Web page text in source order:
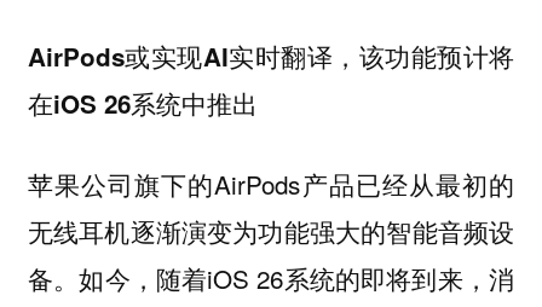
AirPods或实现AI实时翻译，该功能预计将
在iOS 26系统中推出
苹果公司旗下的AirPods产品已经从最初的
无线耳机逐渐演变为功能强大的智能音频设
备。如今，随着iOS 26系统的即将到来，消